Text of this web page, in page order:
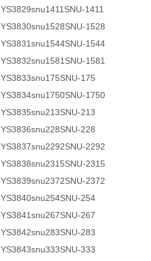
YS3829snu1411 SNU-1411
YS3830snu1528SNU-1528
YS3831snu1544SNU-1544
YS3832snu1581SNU-1581
YS3833snu175SNU-175
YS3834snu1750SNU-1750
YS3835snu213SNU-213
YS3836snu228SNU-228
YS3837snu2292SNU-2292
YS3838snu2315SNU-2315
YS3839snu2372SNU-2372
YS3840snu254SNU-254
YS3841snu267SNU-267
YS3842snu283SNU-283
YS3843snu333SNU-333